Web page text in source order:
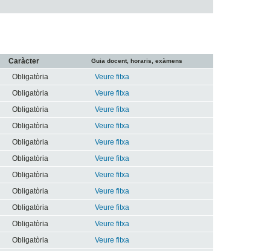
Caràcter Guia docent, horaris, exàmens
Obligatòria
Veure fitxa
Obligatòria
Veure fitxa
Obligatòria
Veure fitxa
Obligatòria
Veure fitxa
Obligatòria
Veure fitxa
Obligatòria
Veure fitxa
Obligatòria
Veure fitxa
Obligatòria
Veure fitxa
Obligatòria
Veure fitxa
Obligatòria
Veure fitxa
Obligatòria
Veure fitxa